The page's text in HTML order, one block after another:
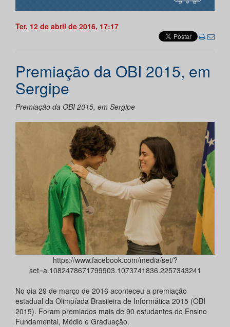
Ter, 12 de abril de 2016, 17:17
Premiação da OBI 2015, em
Sergipe
Premiação da OBI 2015, em Sergipe
https://www.facebook.com/media/set/?
set=a.1082478671799903.1073741836.2257343241
No dia 29 de março de 2016 aconteceu a premiação
estadual da Olimpíada Brasileira de Informática 2015 (OBI
2015). Foram premiados mais de 90 estudantes do Ensino
Fundamental, Médio e Graduação.